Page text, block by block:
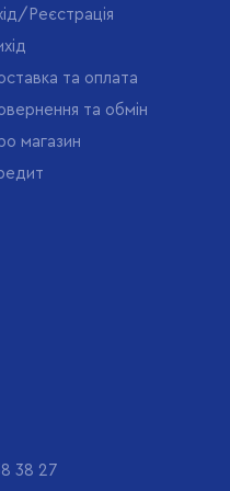
Реєстрація
та оплата
та обмін
магазин
38 27